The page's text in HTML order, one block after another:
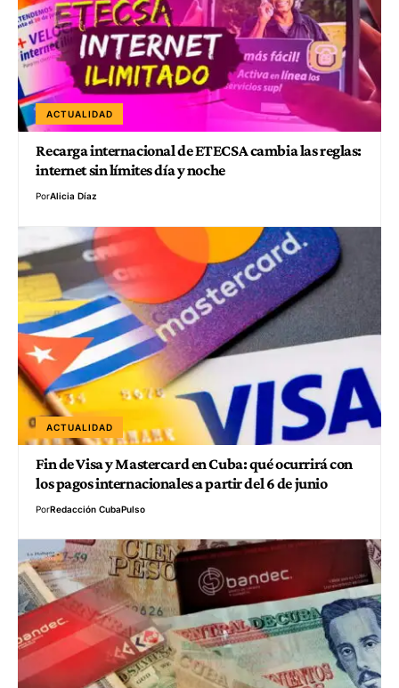
ACTUALIDAD
Recarga internacional de ETECSA cambia las reglas:
internet sin límites día y noche
PorAlicia Díaz
ACTUALIDAD
Fin de Visa y Mastercard en Cuba: qué ocurrirá con
los pagos internacionales a partir del 6 de junio
PorRedacción CubaPulso